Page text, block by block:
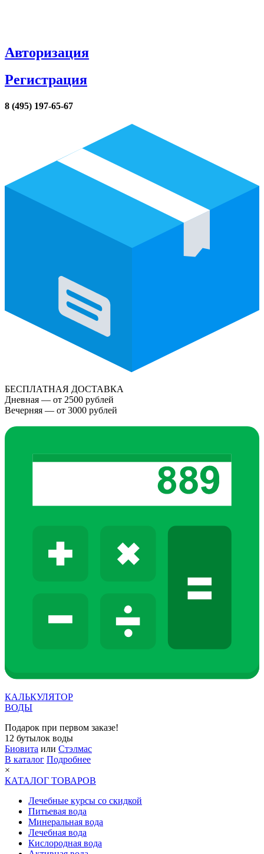
Авторизация
Регистрация
8 (495) 197-65-67
БЕСПЛАТНАЯ ДОСТАВКА
Дневная — от 2500 рублей
Вечерняя — от 3000 рублей
КАЛЬКУЛЯТОР
ВОДЫ
Подарок при первом заказе!
12 бутылок воды
Биовита или Стэлмас
В каталог Подробнее
×
КАТАЛОГ ТОВАРОВ
Лечебные курсы со скидкой
Питьевая вода
Минеральная вода
Лечебная вода
Кислородная вода